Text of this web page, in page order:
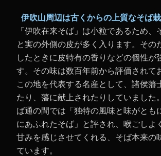
伊吹山周辺は古くからの上質なそば
「伊吹在来そば」は小粒であるため、
と実の外側の皮が多く入ります。その
したときに皮特有の香りなどの個性が
す。その味は数百年前から評価されて
この地を代表する名産として、諸侯藩
たり、藩に献上されたりしていました
ば通の間では「独特の風味と味がとも
にあふれたそば」と評され、喉ごしよ
甘みを感じさせてくれる、そば本来の
ています。